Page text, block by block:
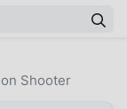
Shooter